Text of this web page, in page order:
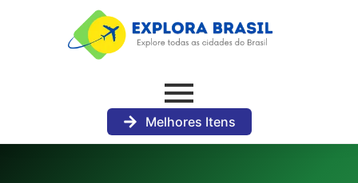
Melhores Itens